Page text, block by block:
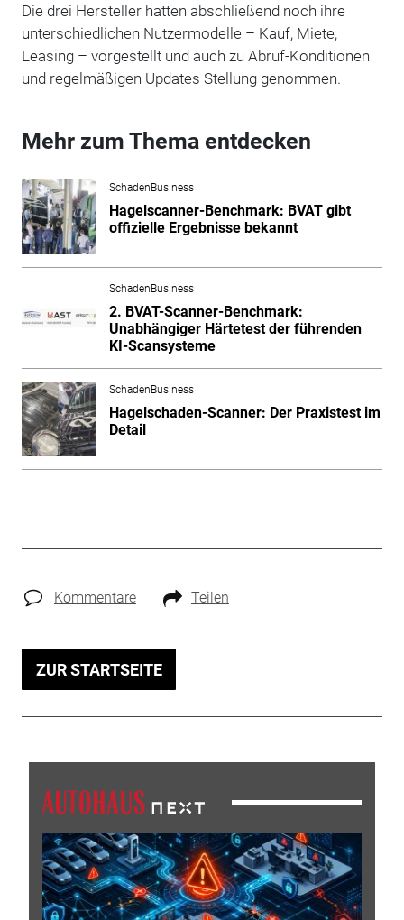
Die drei Hersteller hatten abschließend noch ihre
unterschiedlichen Nutzermodelle – Kauf, Miete,
Leasing – vorgestellt und auch zu Abruf-Konditionen
und regelmäßigen Updates Stellung genommen.
Mehr zum Thema entdecken
SchadenBusiness
Hagelscanner-Benchmark: BVAT gibt
offizielle Ergebnisse bekannt
SchadenBusiness
2. BVAT-Scanner-Benchmark:
Unabhängiger Härtetest der führenden
KI-Scansysteme
SchadenBusiness
Hagelschaden-Scanner: Der Praxistest im
Detail
Kommentare Teilen
ZUR STARTSEITE